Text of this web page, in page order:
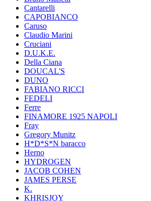
Cantarelli
CAPOBIANCO
Caruso
Claudio Marini
Cruciani
D.U.K.E.
Della Ciana
DOUCAL'S
DUNO
FABIANO RICCI
FEDELI
Ferre
FINAMORE 1925 NAPOLI
Fray
Gregory Munitz
H*D*S*N baracco
Herno
HYDROGEN
JACOB COHEN
JAMES PERSE
K.
KHRISJOY